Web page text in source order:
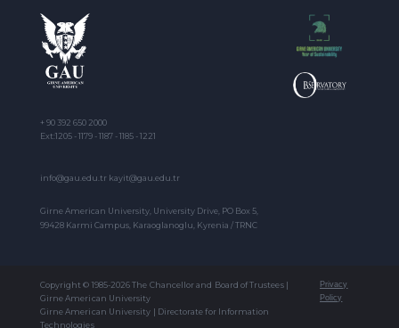
+ 90 392 650 2000
Ext:1205 - 1179 - 1187 - 1185 - 1221
info@gau.edu.tr kayit@gau.edu.tr
Girne American University, University Drive, PO Box 5,
99428 Karmi Campus, Karaoglanoglu, Kyrenia / TRNC
Copyright © 1985-2026 The Chancellor and Board of Trustees |
Girne American University
Girne American University | Directorate for Information
Technologies
Privacy
Policy